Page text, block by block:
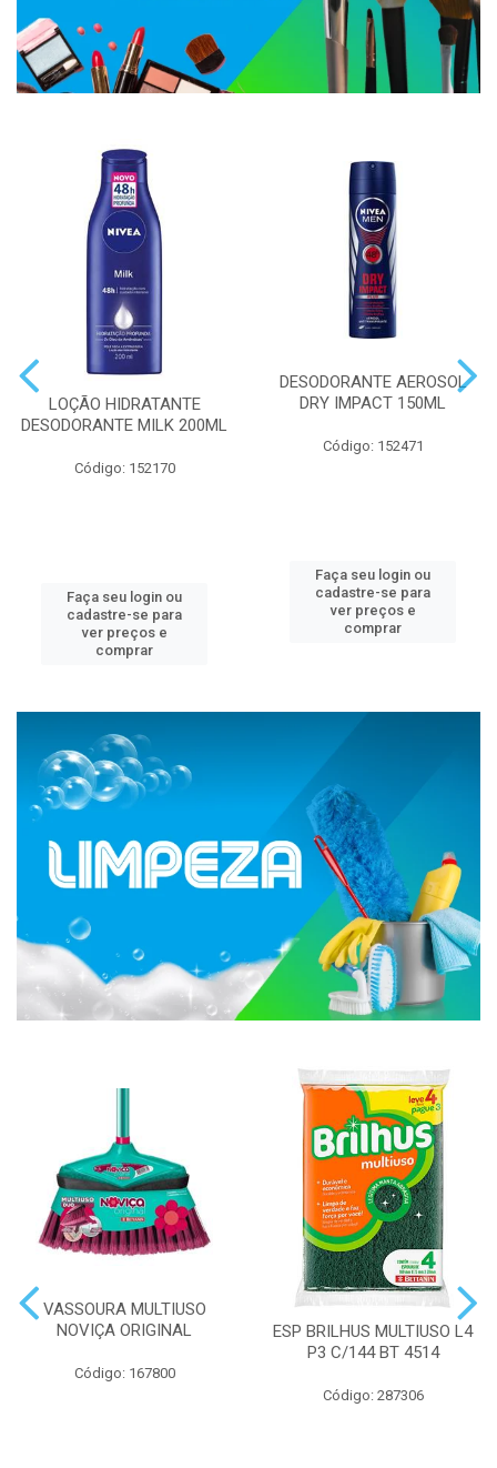
LOÇÃO HIDRATANTE
DESODORANTE MILK 200ML
Código: 152170
Faça seu login ou
cadastre-se para
ver preços e
comprar
DESODORANTE AEROSOL
DRY IMPACT 150ML
Código: 152471
Faça seu login ou
cadastre-se para
ver preços e
comprar
VASSOURA MULTIUSO
NOVIÇA ORIGINAL
Código: 167800
ESP BRILHUS MULTIUSO L4
P3 C/144 BT 4514
Código: 287306